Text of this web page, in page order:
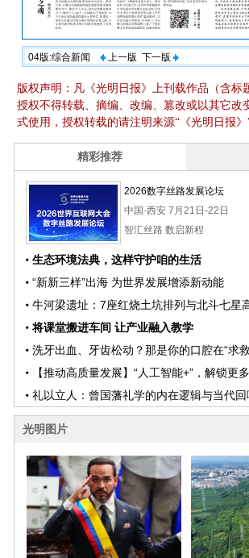
04版:综合新闻 上一版 下一版
版权声明：凡《光明日报》上刊载作品（含标
授权不得转载、摘编、改编、篡改或以其它改
式使用，授权转载的请注明来源“《光明日报》”